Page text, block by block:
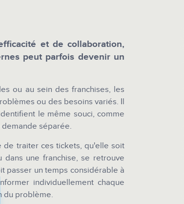
et de collaboration,
peut parfois devenir un
ou au sein des franchises, les
ou des besoins variés. Il
le même souci, comme
demande séparée.
de traiter ces tickets, qu'elle soit
dans une franchise, se retrouve
passer un temps considérable à
individuellement chaque
du problème.